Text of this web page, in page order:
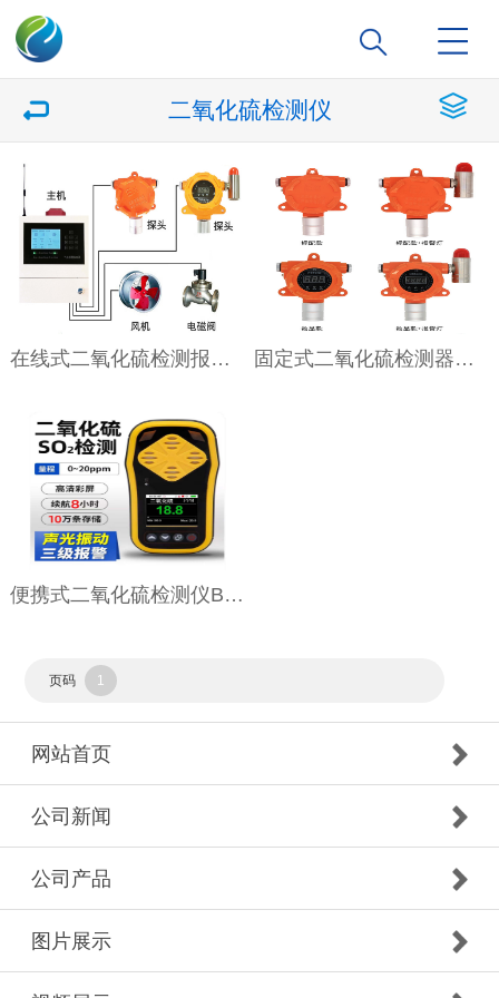
二氧化硫检测仪
在线式二氧化硫检测报警器HSCY-SO2 固定式二氧化硫检测器HSCY-SO2
便携式二氧化硫检测仪BTQ-1
页码 1
网站首页
公司新闻
公司产品
图片展示